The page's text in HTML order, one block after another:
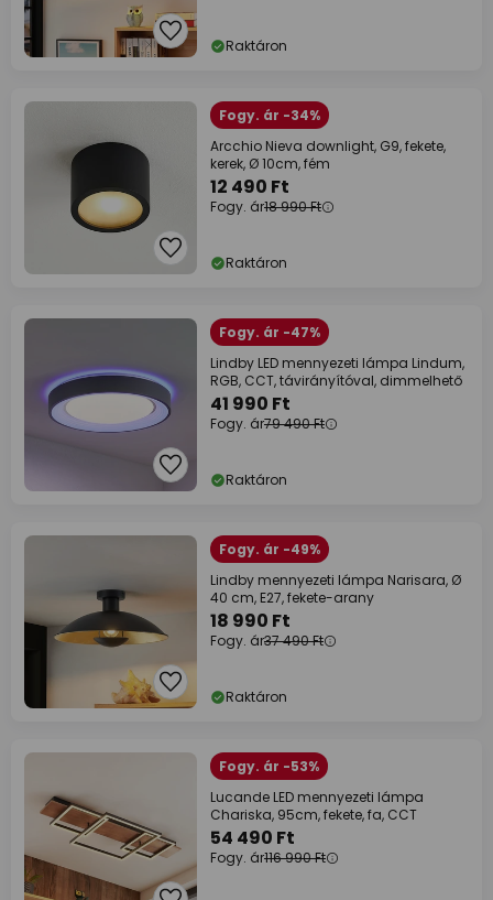
Raktáron
Fogy. ár -34%
Arcchio Nieva downlight, G9, fekete,
kerek, Ø 10cm, fém
12 490 Ft
Fogy. ár18 990 Ft
Raktáron
Fogy. ár -47%
Lindby LED mennyezeti lámpa Lindum,
RGB, CCT, távirányítóval, dimmelhető
41 990 Ft
Fogy. ár79 490 Ft
Raktáron
Fogy. ár -49%
Lindby mennyezeti lámpa Narisara, Ø
40 cm, E27, fekete-arany
18 990 Ft
Fogy. ár37 490 Ft
Raktáron
Fogy. ár -53%
Lucande LED mennyezeti lámpa
Chariska, 95cm, fekete, fa, CCT
54 490 Ft
Fogy. ár116 990 Ft